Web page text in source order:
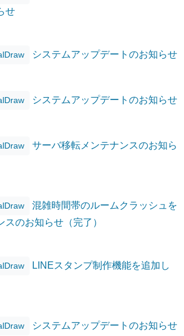
せ
システムアップデートのお知らせ
システムアップデートのお知らせ
サーバ移転メンテナンスのお知ら
混雑時間帯のルームクラッシュを
のお知らせ（完了）
LINEスタンプ制作機能を追加し
システムアップデートのお知らせ